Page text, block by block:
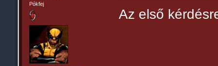
Pókfej
Az első